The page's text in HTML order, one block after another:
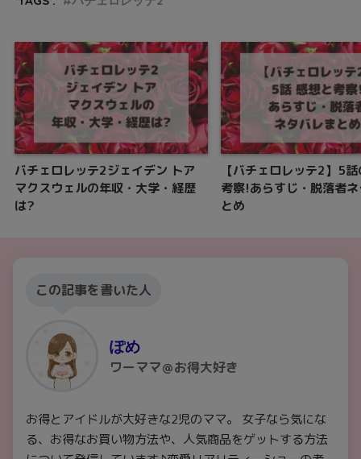
バチェロレッテ2ジェイデン トア
マクスウェルの年収・大学・経歴
は?
【バチェロレッテ2】5
考察!あらすじ・脱落者
とめ
この記事を書いた人
ぽめ
ワーママ＠お得大好き
お得とアイドルが大好きな2児のママ。 女子なら気にな
る、お得なお買い物方法や、人気商品をゲットする方法